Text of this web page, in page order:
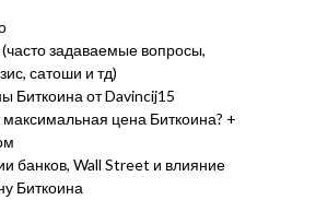
задаваемые вопросы,
сатоши и тд)
Биткоина от Davincij15
цена Биткоина? +
банков, Wall Street и влияние
Биткоина